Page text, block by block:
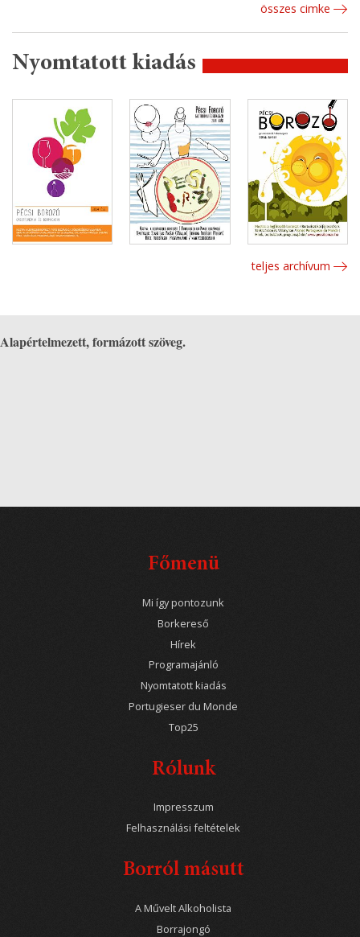
összes cimke
Nyomtatott kiadás
teljes archívum
Alapértelmezett, formázott szöveg.
Főmenü
Mi így pontozunk
Borkereső
Hírek
Programajánló
Nyomtatott kiadás
Portugieser du Monde
Top25
Rólunk
Impresszum
Felhasználási feltételek
Borról másutt
A Művelt Alkoholista
Borrajongó